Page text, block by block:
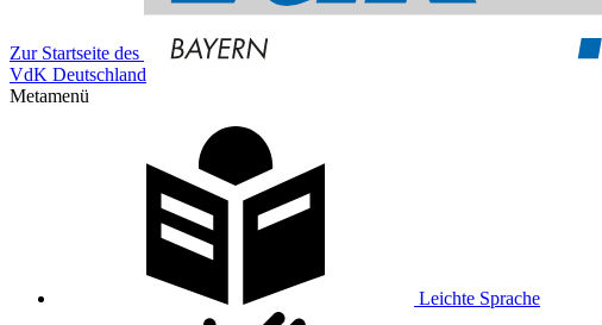
Zur Startseite des
VdK Deutschland
Metamenü
Leichte Sprache